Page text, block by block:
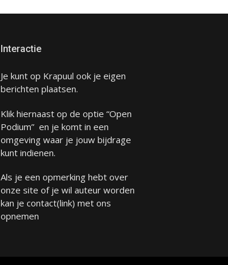
Interactie
Je kunt op Krapuul ook je eigen
berichten plaatsen.
Klik hiernaast op de optie “Open
Podium” en je komt in een
omgeving waar je jouw bijdrage
kunt indienen.
Als je een opmerking hebt over
onze site of je wil auteur worden
kan je contact(link) met ons
opnemen